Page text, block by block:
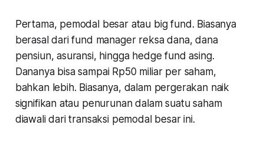
Pertama, pemodal besar atau big fund. Biasanya
berasal dari fund manager reksa dana, dana
pensiun, asuransi, hingga hedge fund asing.
Dananya bisa sampai Rp50 miliar per saham,
bahkan lebih. Biasanya, dalam pergerakan naik
signifikan atau penurunan dalam suatu saham
diawali dari transaksi pemodal besar ini.